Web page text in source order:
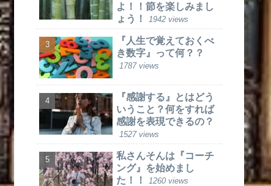
よ！！節を楽しみまし
ょう！
1942 views
『人生で覚えておくべ
き数字』って何？？
1787 views
『感謝する』とはどう
いうこと？何をすれば
感謝を表現できるの？
1527 views
私さんそんは『コーチ
ング』を始めまし
た！！
1260 views